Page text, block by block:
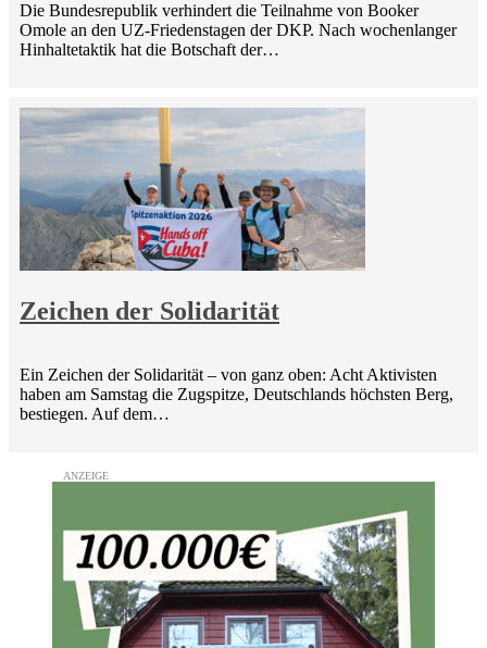
Die Bundesrepublik verhindert die Teilnahme von Booker
Omole an den UZ-Friedenstagen der DKP. Nach wochenlanger
Hinhaltetaktik hat die Botschaft der…
Zeichen der Solidarität
Ein Zeichen der Solidarität – von ganz oben: Acht Aktivisten
haben am Samstag die Zugspitze, Deutschlands höchsten Berg,
bestiegen. Auf dem…